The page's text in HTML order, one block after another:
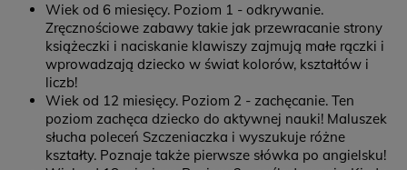
Wiek od 6 miesięcy. Poziom 1 - odkrywanie.
Zręcznościowe zabawy takie jak przewracanie strony
książeczki i naciskanie klawiszy zajmują małe rączki i
wprowadzają dziecko w świat kolorów, kształtów i
liczb!
Wiek od 12 miesięcy. Poziom 2 - zachęcanie. Ten
poziom zachęca dziecko do aktywnej nauki! Maluszek
słucha poleceń Szczeniaczka i wyszukuje różne
kształty. Poznaje także pierwsze słówka po angielsku!